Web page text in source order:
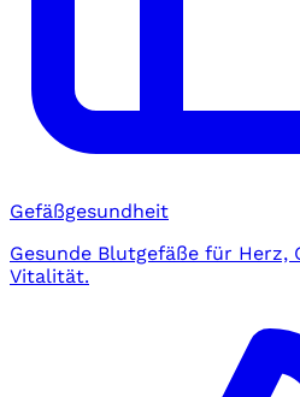
Gefäßgesundheit
Gesunde Blutgefäße für Herz,
Vitalität.